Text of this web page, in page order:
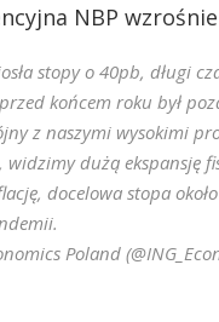
NBP
stopy o 40pb, długi
końcem roku był
z naszymi wysokimi
widzimy dużą ekspansję
docelowa stopa
Poland